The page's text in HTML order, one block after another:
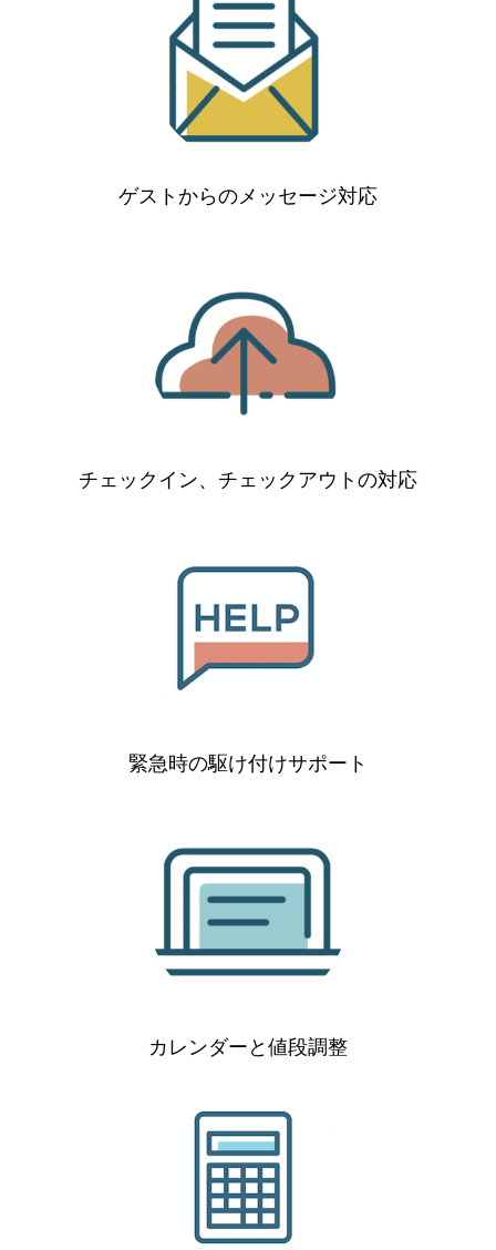
ゲストからのメッセージ対応
チェックイン、チェックアウトの対応
緊急時の駆け付けサポート
カレンダーと値段調整